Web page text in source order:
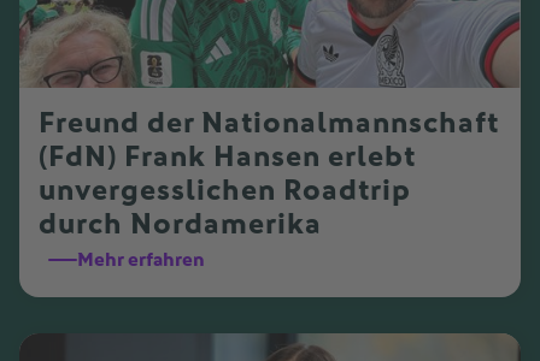
Freund der Nationalmannschaft
(FdN) Frank Hansen erlebt
unvergesslichen Roadtrip
durch Nordamerika
Mehr erfahren